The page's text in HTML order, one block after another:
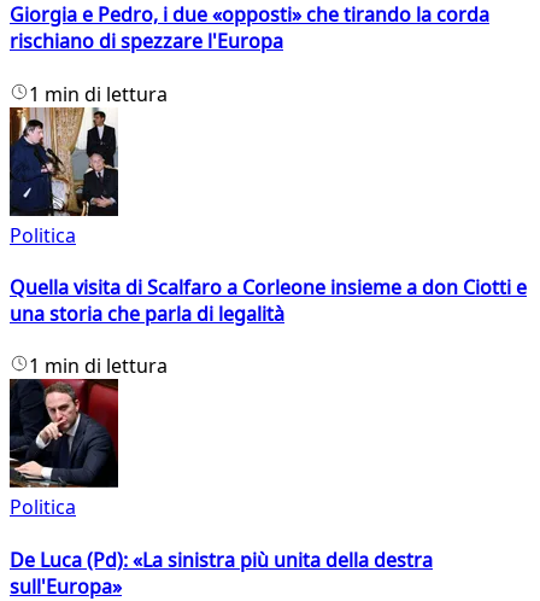
Giorgia e Pedro, i due «opposti» che tirando la corda
rischiano di spezzare l'Europa
1 min di lettura
Politica
Quella visita di Scalfaro a Corleone insieme a don Ciotti e
una storia che parla di legalità
1 min di lettura
Politica
De Luca (Pd): «La sinistra più unita della destra
sull'Europa»